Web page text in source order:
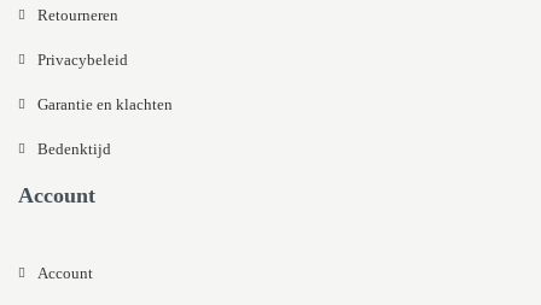
Retourneren
Privacybeleid
Garantie en klachten
Bedenktijd
Account
Account